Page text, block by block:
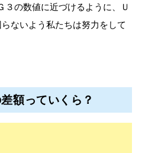
の数値に近づけるように、Ｕ
ないよう私たちは努力をして
額っていくら？